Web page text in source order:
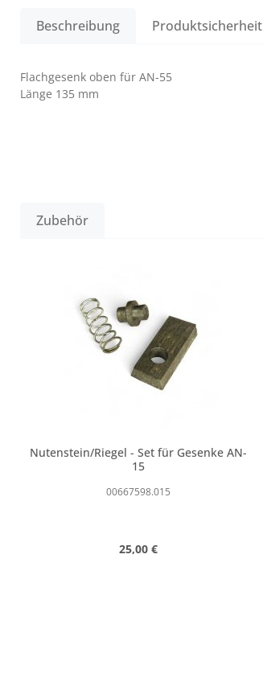
Beschreibung Produktsicherheit
Flachgesenk oben für AN-55
Länge 135 mm
Zubehör
Nutenstein/Riegel - Set für Gesenke AN-
15
00667598.015
Regulärer Preis:
25,00 €